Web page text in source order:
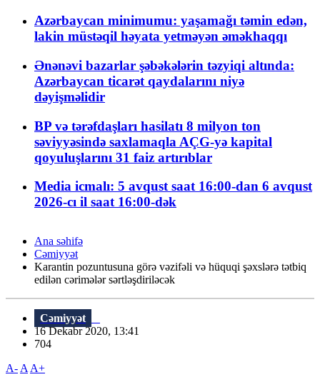
Azərbaycan minimumu: yaşamağı təmin edən,
lakin müstəqil həyata yetməyən əməkhaqqı
Ənənəvi bazarlar şəbəkələrin təzyiqi altında:
Azərbaycan ticarət qaydalarını niyə
dəyişməlidir
BP və tərəfdaşları hasilatı 8 milyon ton
səviyyəsində saxlamaqla AÇG-yə kapital
qoyuluşlarını 31 faiz artırıblar
Media icmalı: 5 avqust saat 16:00-dan 6 avqust
2026-cı il saat 16:00-dək
Ana səhifə
Cəmiyyət
Karantin pozuntusuna görə vəzifəli və hüquqi şəxslərə tətbiq
edilən cərimələr sərtləşdiriləcək
Cəmiyyət
16 Dekabr 2020, 13:41
704
A- A A+